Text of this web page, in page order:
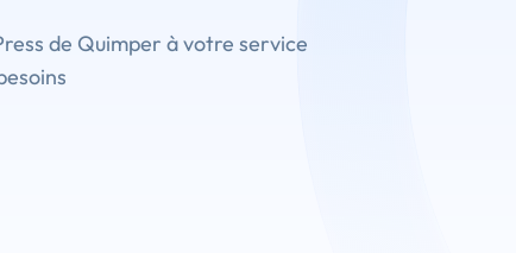
de Quimper à votre service